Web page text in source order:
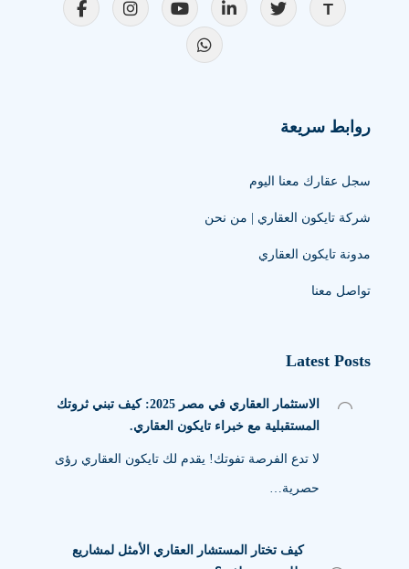
روابط سريعة
سجل عقارك معنا اليوم
شركة تايكون العقاري | من نحن
مدونة تايكون العقاري
تواصل معنا
Latest Posts
الاستثمار العقاري في مصر 2025: كيف تبني ثروتك
المستقبلية مع خبراء تايكون العقاري.
لا تدع الفرصة تفوتك! يقدم لك تايكون العقاري رؤى
حصرية…
كيف تختار المستشار العقاري الأمثل لمشاريع